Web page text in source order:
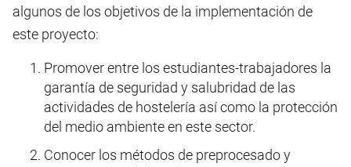
algunos de los objetivos de la implementación de
este proyecto:
Promover entre los estudiantes-trabajadores la
garantía de seguridad y salubridad de las
actividades de hostelería así como la protección
del medio ambiente en este sector.
Conocer los métodos de preprocesado y